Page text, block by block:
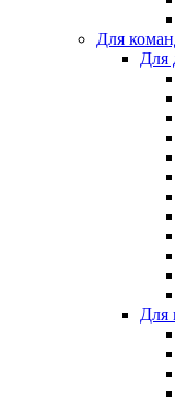
Для
Для
Для